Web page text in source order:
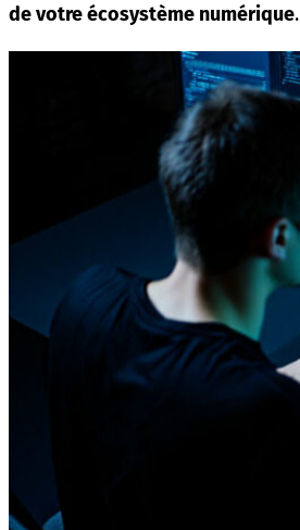
de votre écosystème numérique.